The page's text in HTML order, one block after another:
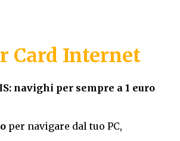
Card Internet
navighi per sempre a 1 euro
per navigare dal tuo PC,